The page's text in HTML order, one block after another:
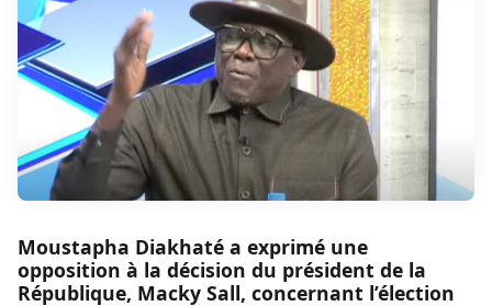
Moustapha Diakhaté a exprimé une
opposition à la décision du président de la
République, Macky Sall, concernant l’élection